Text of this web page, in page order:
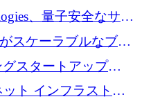
ために 4,000 万ド
、量子安全なサイ
ラストラクチャの拡
ドルを投入
スケーラブルなブレ
ターフェイスのため
スタートアップ
資で 2,000 万ドルを
ト インフラストラ